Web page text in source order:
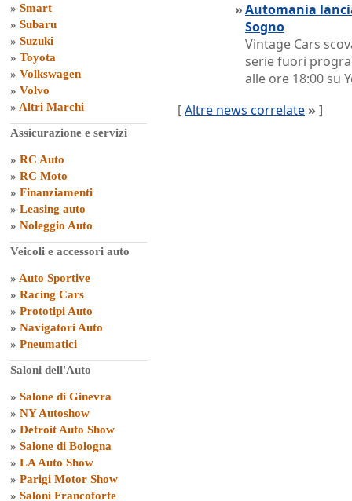
» Smart
» Subaru
» Suzuki
» Toyota
» Volkswagen
» Volvo
» Altri Marchi
Assicurazione e servizi
» RC Auto
» RC Moto
» Finanziamenti
» Leasing auto
» Noleggio Auto
Veicoli e accessori auto
» Auto Sportive
» Racing Cars
» Prototipi Auto
» Navigatori Auto
» Pneumatici
Saloni dell'Auto
» Salone di Ginevra
» NY Autoshow
» Detroit Auto Show
» Salone di Bologna
» LA Auto Show
» Parigi Motor Show
» Saloni Francoforte
»Automania
Sogno
Vintage Cars
serie fuori
alle ore 18:00 su
[Altre news correlate » ]